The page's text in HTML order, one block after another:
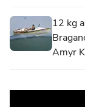
12 kg
Amyr